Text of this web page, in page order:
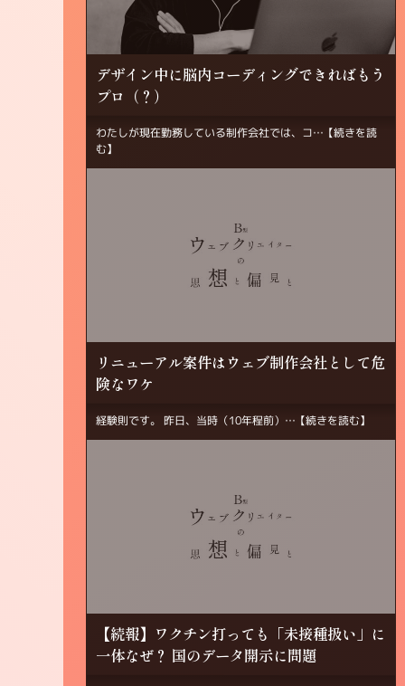
デザイン中に脳内コーディングできればもう
プロ（？）
わたしが現在勤務している制作会社では、コ… 【続きを読
む】
リニューアル案件はウェブ制作会社として危
険なワケ
経験則です。 昨日、当時（10年程前）…【続きを読む】
【続報】ワクチン打っても「未接種扱い」に
一体なぜ？ 国のデータ開示に問題